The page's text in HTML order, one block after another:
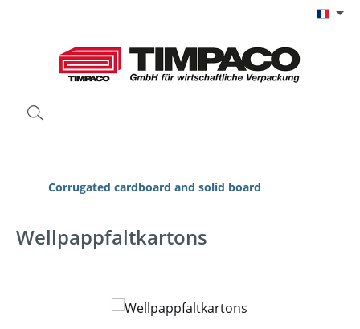
Corrugated cardboard and solid board
Wellpappfaltkartons
Ignorer la galerie d'images